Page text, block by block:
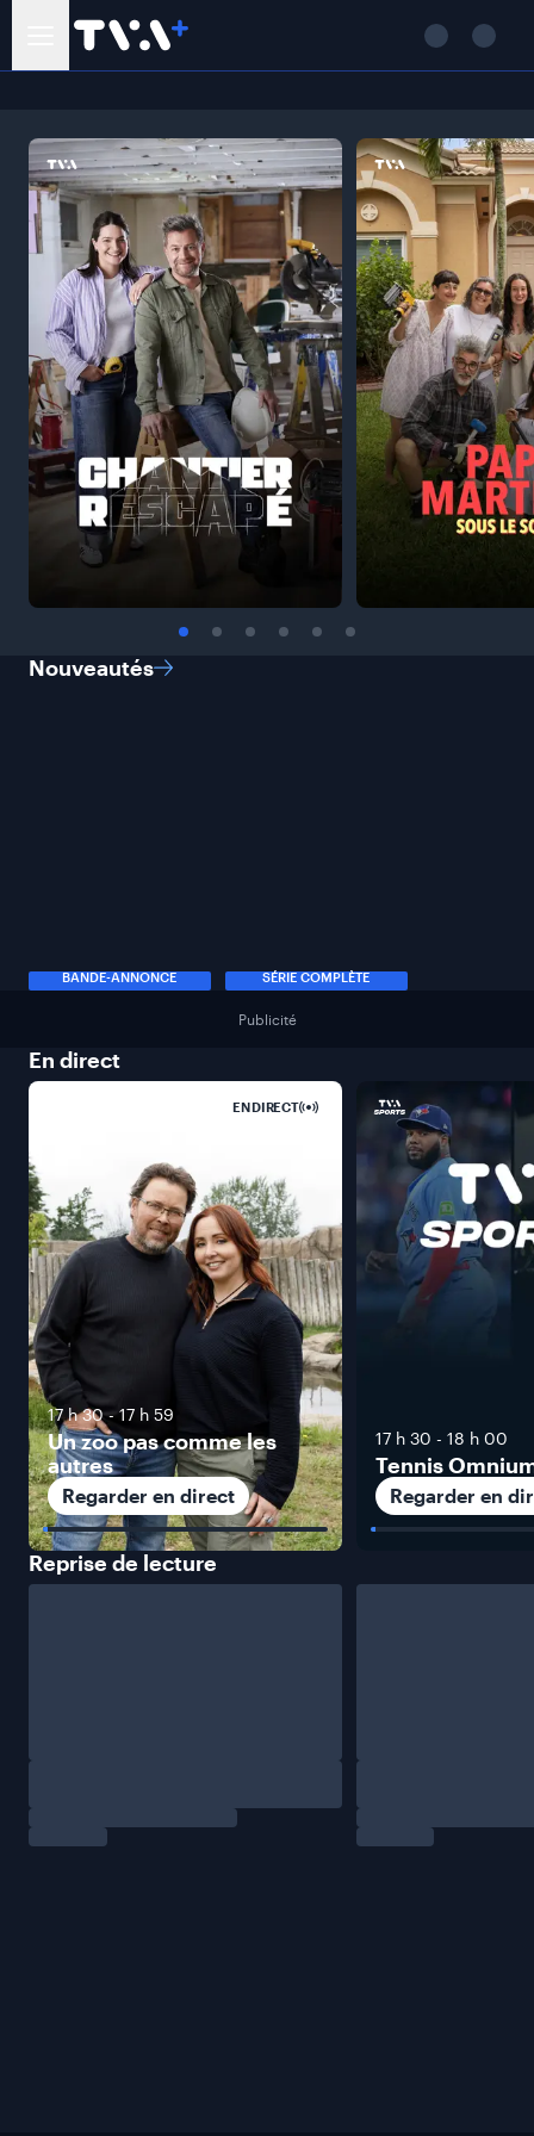
Nouveautés
BANDE-ANNONCE SÉRIE COMPLÈTE
Publicité
En direct
EN DIRECT
17 h 30- 17 h 59
Un zoo pas comme les
autres
Regarder en direct
17 h 30 - 18 h 00
Tennis
Regarder en
Reprise de lecture